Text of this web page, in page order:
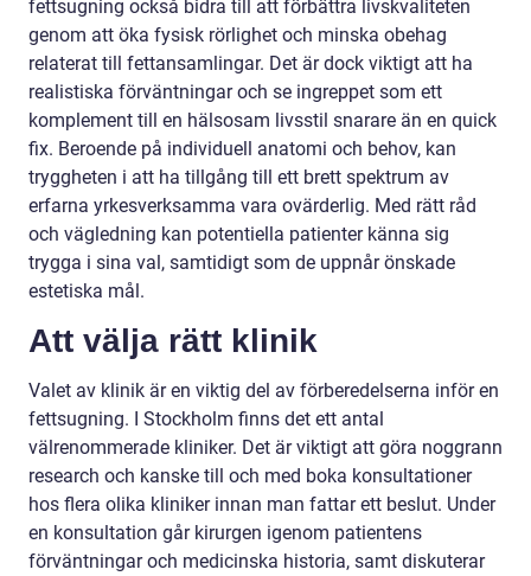
fettsugning också bidra till att förbättra livskvaliteten
genom att öka fysisk rörlighet och minska obehag
relaterat till fettansamlingar. Det är dock viktigt att ha
realistiska förväntningar och se ingreppet som ett
komplement till en hälsosam livsstil snarare än en quick
fix. Beroende på individuell anatomi och behov, kan
tryggheten i att ha tillgång till ett brett spektrum av
erfarna yrkesverksamma vara ovärderlig. Med rätt råd
och vägledning kan potentiella patienter känna sig
trygga i sina val, samtidigt som de uppnår önskade
estetiska mål.
Att välja rätt klinik
Valet av klinik är en viktig del av förberedelserna inför en
fettsugning. I Stockholm finns det ett antal
välrenommerade kliniker. Det är viktigt att göra noggrann
research och kanske till och med boka konsultationer
hos flera olika kliniker innan man fattar ett beslut. Under
en konsultation går kirurgen igenom patientens
förväntningar och medicinska historia, samt diskuterar